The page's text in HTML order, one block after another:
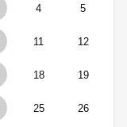
4 5
11 12
18 19
25 26